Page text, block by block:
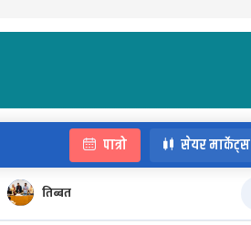
पात्रो सेयर मार्केट्स
तिब्बत